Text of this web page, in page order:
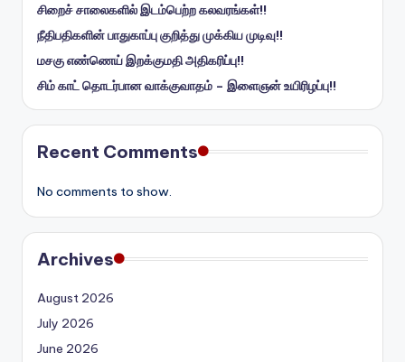
சிறைச் சாலைகளில் இடம்பெற்ற கலவரங்கள்!!
நீதிபதிகளின் பாதுகாப்பு குறித்து முக்கிய முடிவு!!
மசகு எண்ணெய் இறக்குமதி அதிகரிப்பு!!
சிம் காட் தொடர்பான வாக்குவாதம் – இளைஞன் உயிரிழப்பு!!
Recent Comments
No comments to show.
Archives
August 2026
July 2026
June 2026